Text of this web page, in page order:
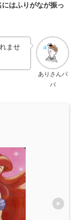
にはふりがなが振っ
ありさんパ
パ
ませ